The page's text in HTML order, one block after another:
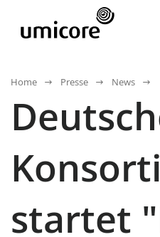
Home Presse News
startet